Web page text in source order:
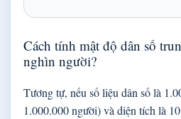
Cách tính mật độ dân số
nghìn người?
Tương tự, nếu số liệu dân số là
1.000.000 người) và diện tích là